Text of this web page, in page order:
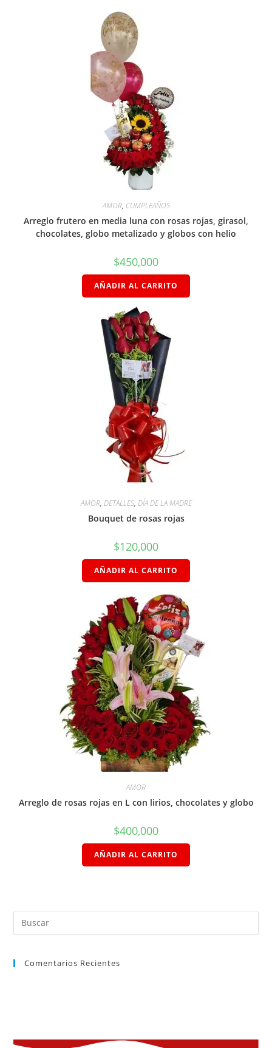
AMOR, CUMPLEAÑOS
Arreglo frutero en media luna con rosas rojas, girasol,
chocolates, globo metalizado y globos con helio
$450,000
AÑADIR AL CARRITO
AMOR, DETALLES, DÍA DE LA MADRE
Bouquet de rosas rojas
$120,000
AÑADIR AL CARRITO
AMOR
Arreglo de rosas rojas en L con lirios, chocolates y globo
$400,000
AÑADIR AL CARRITO
Comentarios Recientes